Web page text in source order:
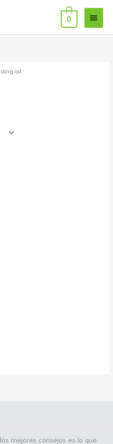
0
oil”
mejores consejos es lo que